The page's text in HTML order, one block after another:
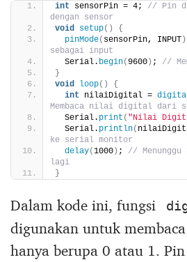
int sensorPin = 4; // Pin
dengan sensor
void setup()
{
pinMode( sensorPin, INPUT )
sebagai input
  Serial.
begin(9600 ) ; //
}
void
loop()
{
int nilaiDigital =
Membaca nilai digital dari
  Serial.
print ( "Nilai
  Serial.
println(
ke serial monitor
delay(1000 ) ; // Menunggu
lagi
}
Dalam kode ini, fungsi
digunakan untuk
hanya berupa 0 atau 1.